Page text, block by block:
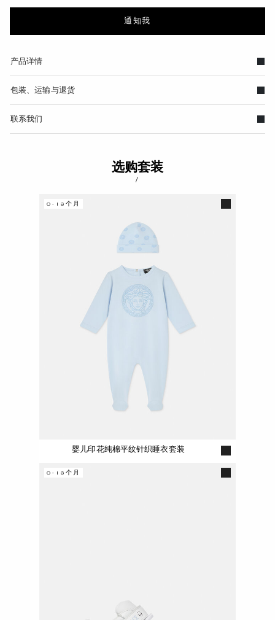
通知我
产品详情
包装、运输与退货
联系我们
选购套装
/
婴儿印花纯棉平纹针织睡衣套装
0-18个月
0-18个月